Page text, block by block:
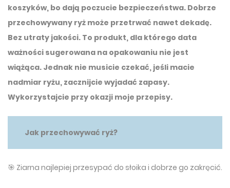
koszyków, bo dają poczucie bezpieczeństwa. Dobrze
przechowywany ryż może przetrwać nawet dekadę.
Bez utraty jakości. To produkt, dla którego data
ważności sugerowana na opakowaniu nie jest
wiążąca. Jednak nie musicie czekać, jeśli macie
nadmiar ryżu, zacznijcie wyjadać zapasy.
Wykorzystajcie przy okazji moje przepisy.
Jak przechowywać ryż?
🎯 Ziarna najlepiej przesypać do słoika i dobrze go zakręcić.